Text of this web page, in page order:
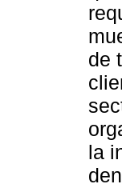
de
la